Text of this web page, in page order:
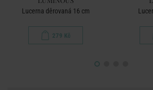
Lucerna děrovaná 16 cm
279 Kč